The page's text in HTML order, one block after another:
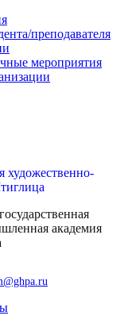
преподавателя
мероприятия
академия